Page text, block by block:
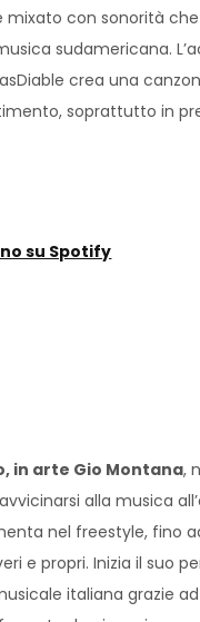
mixato con sonorità
sudamericana.
crea una
soprattutto in
su Spotify
in arte Gio Montana,
alla musica
nel freestyle, fino
e propri. Inizia il suo
italiana grazie